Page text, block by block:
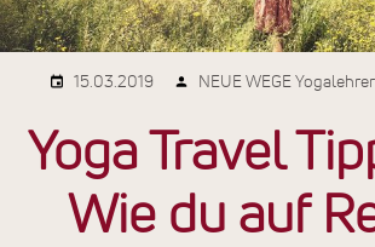
15.03.2019 NEUE WEGE
Yoga Travel
Wie du auf